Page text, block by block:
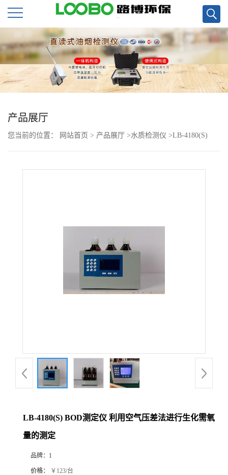
公
司
首
页
公
品
厅
产品展厅
您当前的位置： 网站首页 > 产品展厅 >水质检测仪 >LB-4180(S)
LB-4180(S) BOD测定仪 利用空气压差法进行生化需氧
量的测定
品牌： 1
价格： ￥123/台